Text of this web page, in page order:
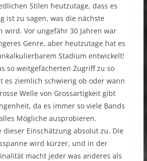
Stilen heutzutage, dass es
ist zu sagen, was die nächste
wird. Vor ungefähr 30 Jahren war
Genre, aber heutzutage hat es
Stadium entwickelt!
so weitgefächerten Zugriff zu so
es ziemlich schwierig ob oder wann
Welle von Grossartigkeit gibt
da es immer so viele Bands
Mögliche ausprobieren.
dieser Einschätzung absolut zu. Die
wird kürzer, und in der
macht jeder was anderes als